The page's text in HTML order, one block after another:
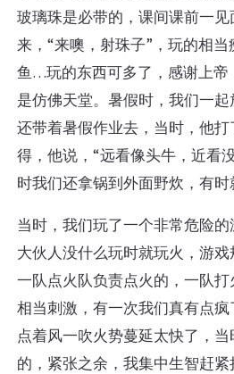
玻璃珠是必带的，课间课前一
来，“来噢，射珠子”，玩的相
鱼…玩的东西可多了，感谢上帝
是仿佛天堂。暑假时，我们一
还带着暑假作业去，当时，他
得，他说，“远看像头牛，近看
时我们还拿锅到外面野炊，有时
当时，我们玩了一个非常危险
大伙人没什么玩时就玩火，游
一队点火队负责点火的，一队
相当刺激，有一次我们真有点
点着风一吹火势蔓延太快了，
的，紧张之余，我集中生智赶